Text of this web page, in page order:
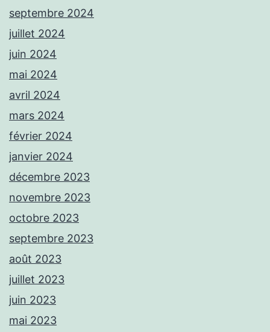
septembre 2024
juillet 2024
juin 2024
mai 2024
avril 2024
mars 2024
février 2024
janvier 2024
décembre 2023
novembre 2023
octobre 2023
septembre 2023
août 2023
juillet 2023
juin 2023
mai 2023